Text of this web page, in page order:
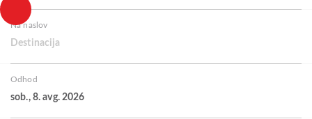
Na naslov
Destinacija
Odhod
sob., 8. avg. 2026